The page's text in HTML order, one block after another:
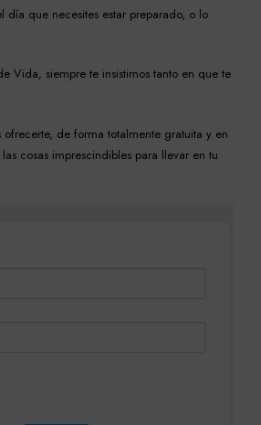
día que necesites estar preparado, o lo
Vida, siempre te insistimos tanto en que te
ofrecerte, de forma totalmente gratuita y en
cosas imprescindibles para llevar en tu